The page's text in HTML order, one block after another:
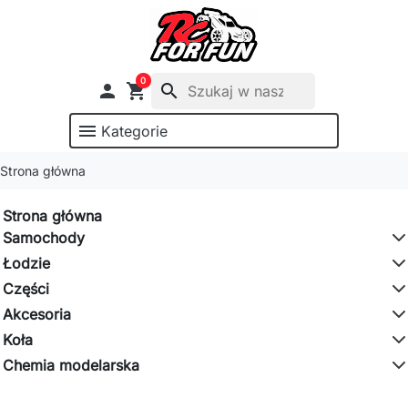
 shopping_cart
0
search
menu Kategorie
Strona główna
Strona główna
Samochody
Łodzie
Części
Akcesoria
Koła
Chemia modelarska